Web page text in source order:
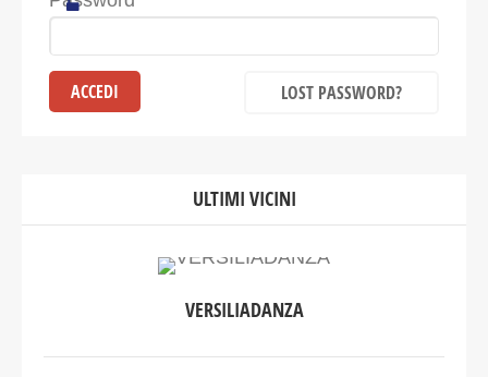
LOST PASSWORD?
ULTIMI VICINI
VERSILIADANZA